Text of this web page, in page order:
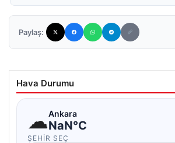
Paylaş:
Hava Durumu
☁Ankara
NaN°C
ŞEHIR SEÇ